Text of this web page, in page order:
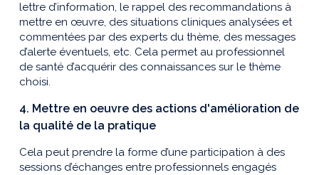
lettre d’information, le rappel des recommandations à
mettre en œuvre, des situations cliniques analysées et
commentées par des experts du thème, des messages
d’alerte éventuels, etc. Cela permet au professionnel
de santé d’acquérir des connaissances sur le thème
choisi.
4. Mettre en oeuvre des actions d'amélioration de
la qualité de la pratique
Cela peut prendre la forme d’une participation à des
sessions d’échanges entre professionnels engagés